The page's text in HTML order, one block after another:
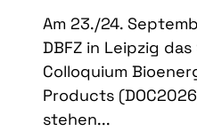
Am 23./24.
DBFZ in Leipzig
Colloquium
Products
stehen...